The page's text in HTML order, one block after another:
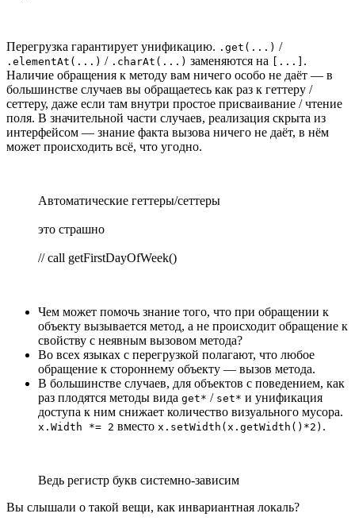
Перегрузка гарантирует унификацию. .get(...) /
.elementAt(...) / .charAt(...) заменяются на [...] .
Наличие обращения к методу вам ничего особо не даёт — в
большинстве случаев вы обращаетесь как раз к геттеру /
сеттеру, даже если там внутри простое присваивание / чтение
поля. В значительной части случаев, реализация скрыта из
интерфейсом — знание факта вызова ничего не даёт, в нём
может происходить всё, что угодно.
Автоматические геттеры/сеттеры
это страшно
// call getFirstDayOfWeek()
Чем может помочь знание того, что при обращении к
объекту вызывается метод, а не происходит обращение к
свойству с неявным вызовом метода?
Во всех языках с перегрузкой полагают, что любое
обращение к стороннему объекту — вызов метода.
В большинстве случаев, для объектов с поведением, как
раз плодятся методы вида get* / set* и унификация
доступа к ним снижает количество визуального мусора.
x.Width *= 2 вместо x.setWidth(x.getWidth()*2) .
Ведь регистр букв системно-зависим
Вы слышали о такой вещи, как инвариантная локаль?